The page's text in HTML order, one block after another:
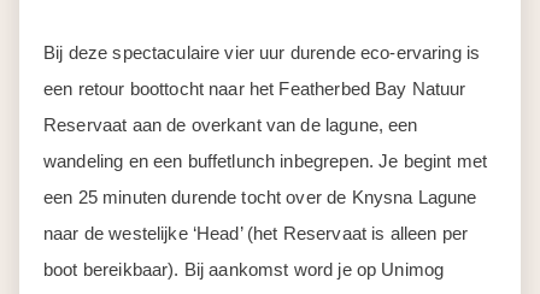
Bij deze spectaculaire vier uur durende eco-ervaring is
een retour boottocht naar het Featherbed Bay Natuur
Reservaat aan de overkant van de lagune, een
wandeling en een buffetlunch inbegrepen. Je begint met
een 25 minuten durende tocht over de Knysna Lagune
naar de westelijke ‘Head’ (het Reservaat is alleen per
boot bereikbaar). Bij aankomst word je op Unimog